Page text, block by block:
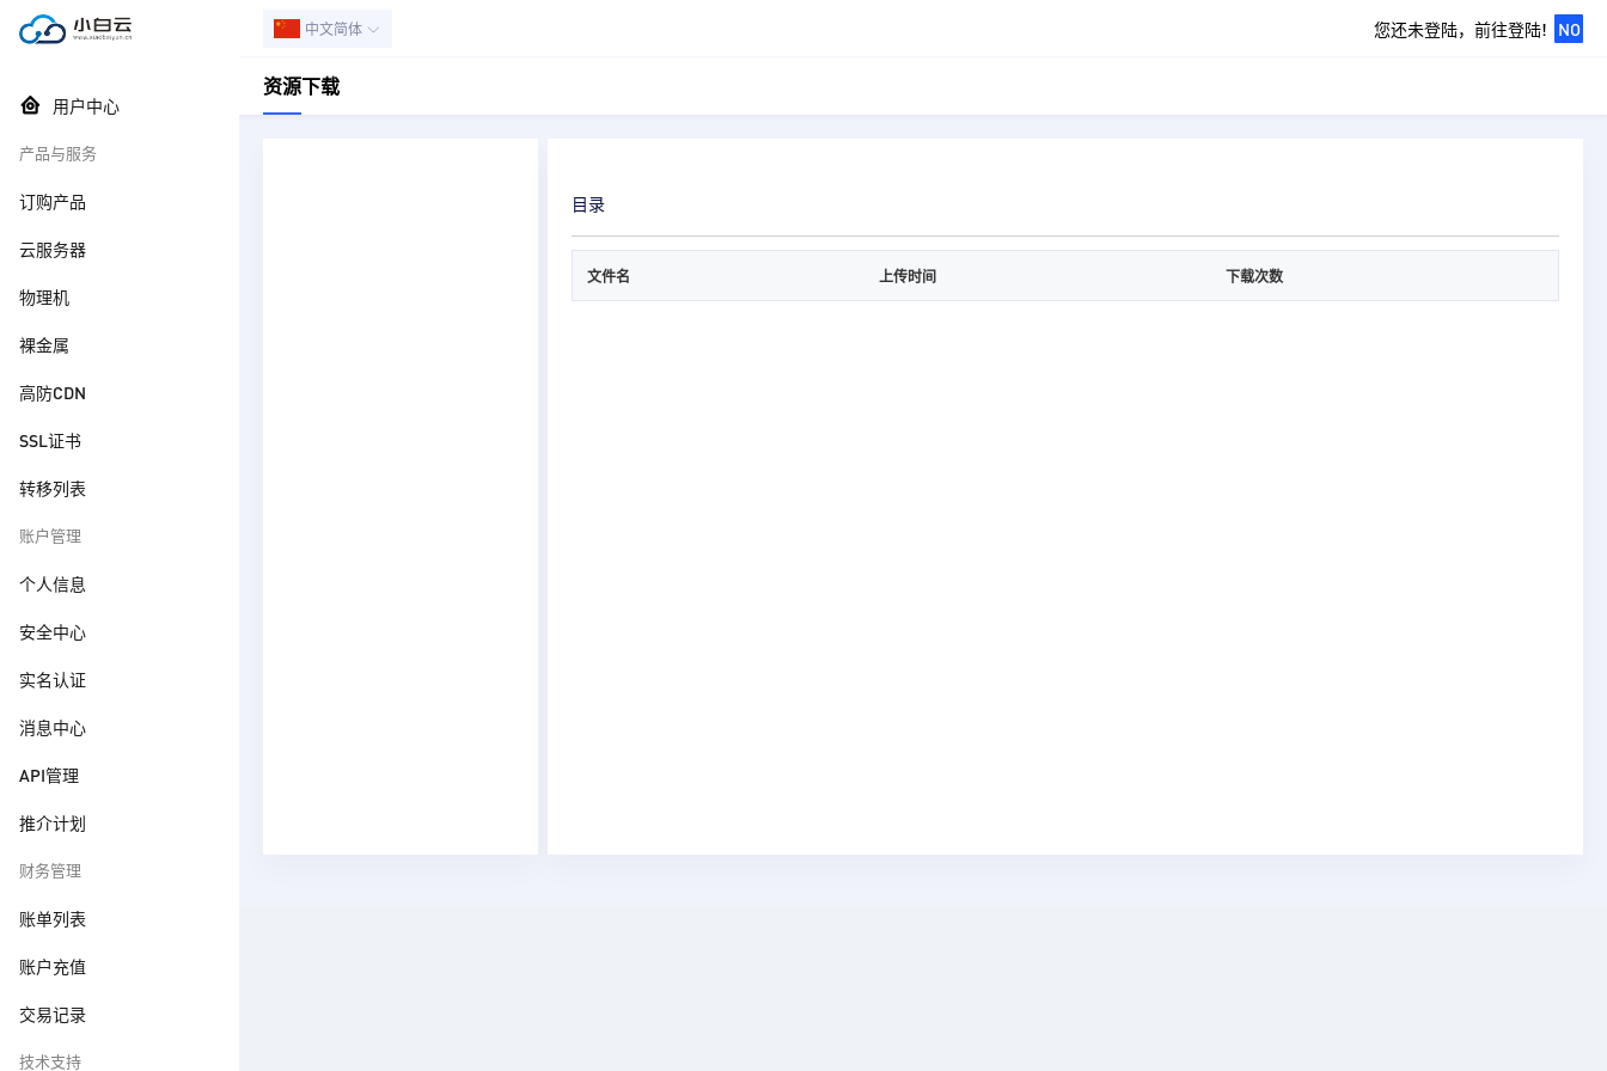
用户中心
产品与服务
订购产品
云服务器
物理机
裸金属
高防CDN
SSL证书
转移列表
账户管理
个人信息
安全中心
实名认证
消息中心
API管理
推介计划
财务管理
账单列表
账户充值
交易记录
技术支持
中文简体 您还未登陆，前往登陆! NO
资源下载
目录
文件名 上传时间 下载次数